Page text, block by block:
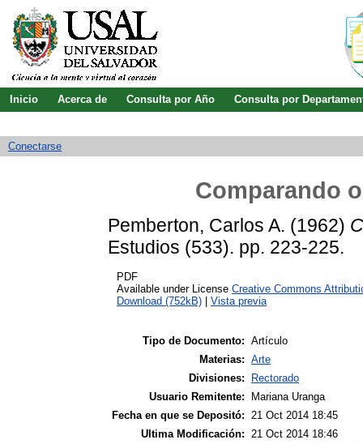
Inicio Acerca de Consulta por Año
Consulta por
Conectarse
Comparando
Pemberton, Carlos A. (1962)
Estudios (533). pp. 223-225.
PDF
Available under License Creative Commons
Download (752kB)
Vista previa
Tipo de Documento: Artículo
Materias: Arte
Divisiones:
Rectorado
Usuario Remitente:
Mariana Uranga
Fecha en que se Depositó: 21 Oct 2014 18:45
Ultima Modificación: 21 Oct 2014 18:46